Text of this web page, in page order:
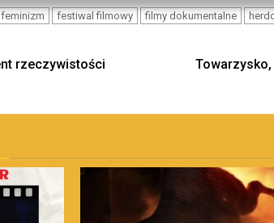
feminizm festiwal filmowy filmy dokumentalne
rzeczywistości